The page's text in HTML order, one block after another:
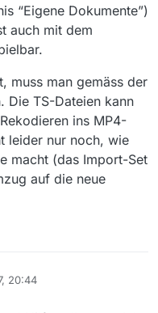
“Eigene Dokumente”)
auch mit dem
muss man gemäss der
Die TS-Dateien kann
ins MP4-
leider nur noch, wie
macht (das Import-Set
auf die neue
20:44